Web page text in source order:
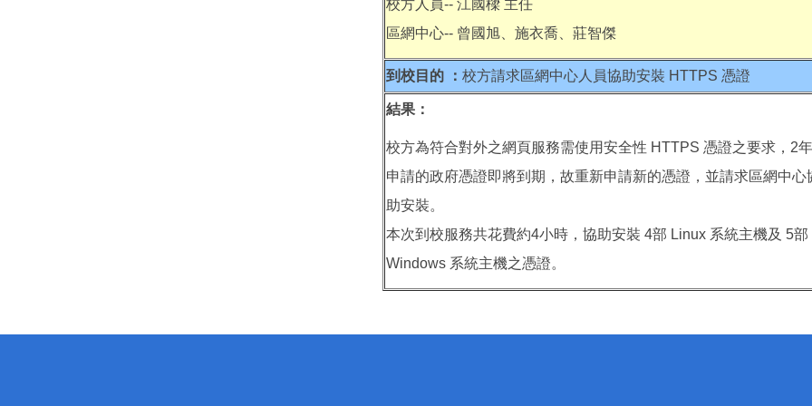
校方人員-- 江國樑 主任
區網中心-- 曾國旭、施衣喬、莊智傑
到校目的 ： 校方請求區網中心人員協助安裝 HTTPS 憑證
結果：
校方為符合對外之網頁服務需使用安全性 HTTPS 憑證之要求，2
申請的政府憑證即將到期，故重新申請新的憑證，並請求區網中心
助安裝。
本次到校服務共花費約4小時，協助安裝 4部 Linux 系統主機及 5部
Windows 系統主機之憑證。